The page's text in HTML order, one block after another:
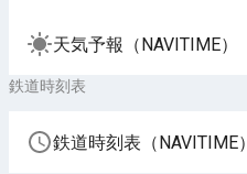
天気予報（NAVITIME）
鉄道時刻表
鉄道時刻表（NAVITIME）